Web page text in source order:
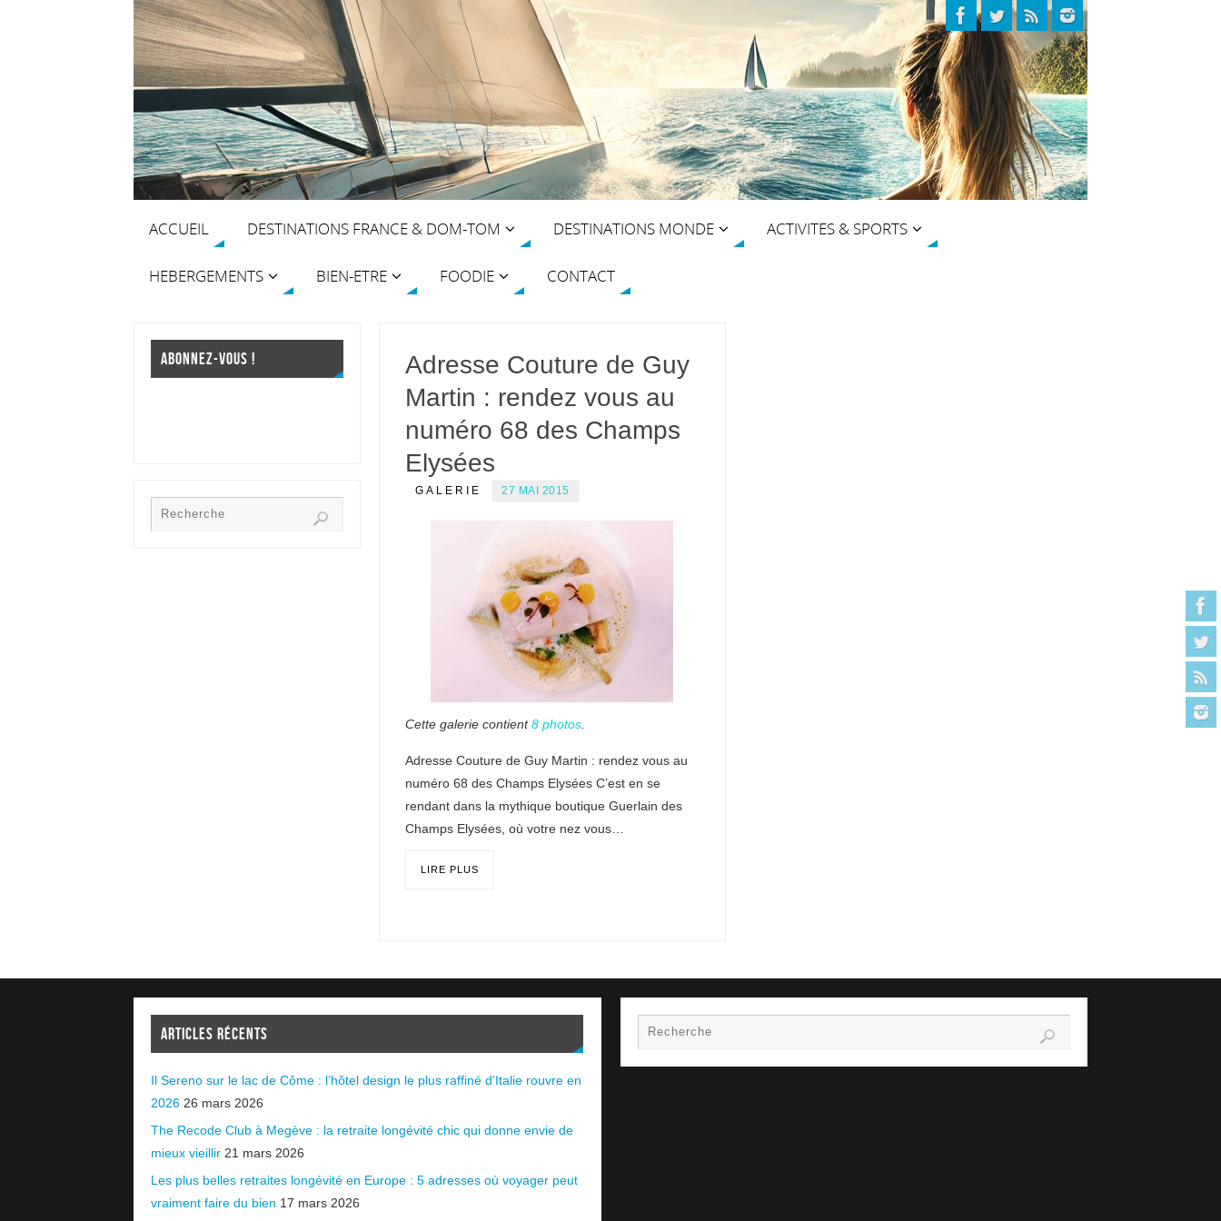
ACCUEIL DESTINATIONS FRANCE & DOM-TOM DESTINATIONS MONDE ACTIVITES & SPORTS
HEBERGEMENTS BIEN-ETRE FOODIE CONTACT
Adresse Couture de Guy
Martin : rendez vous au
numéro 68 des Champs
Elysées
GALERIE 27 MAI 2015
Cette galerie contient8 photos
Adresse Couture de Guy Martin : rendez vous au
numéro 68 des Champs Elysées C’est en se
rendant dans la mythique boutique Guerlain des
Champs Elysées, où votre nez vous…
LIRE PLUS
ABONNEZ-VOUS !
ARTICLES RÉCENTS
Il Sereno sur le lac de Côme : l’hôtel design le plus raffiné d’Italie rouvre en
2026 26 mars 2026
The Recode Club à Megève : la retraite longévité chic qui donne envie de
mieux vieillir 21 mars 2026
Les plus belles retraites longévité en Europe : 5 adresses où voyager peut
vraiment faire du bien 17 mars 2026